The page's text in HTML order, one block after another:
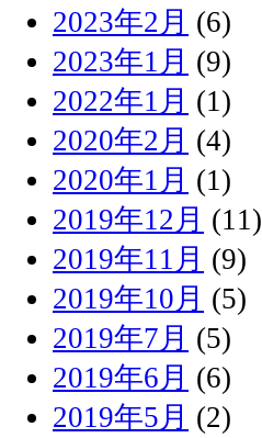
2023年2月 (6)
2023年1月 (9)
2022年1月 (1)
2020年2月 (4)
2020年1月 (1)
2019年12月 (11)
2019年11月 (9)
2019年10月 (5)
2019年7月 (5)
2019年6月 (6)
2019年5月 (2)